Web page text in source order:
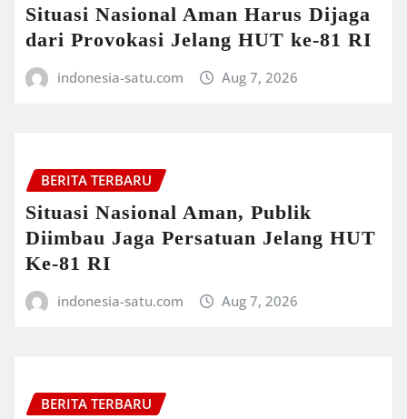
Situasi Nasional Aman Harus Dijaga
dari Provokasi Jelang HUT ke-81 RI
indonesia-satu.com Aug 7, 2026
BERITA TERBARU
Situasi Nasional Aman, Publik
Diimbau Jaga Persatuan Jelang HUT
Ke-81 RI
indonesia-satu.com Aug 7, 2026
BERITA TERBARU